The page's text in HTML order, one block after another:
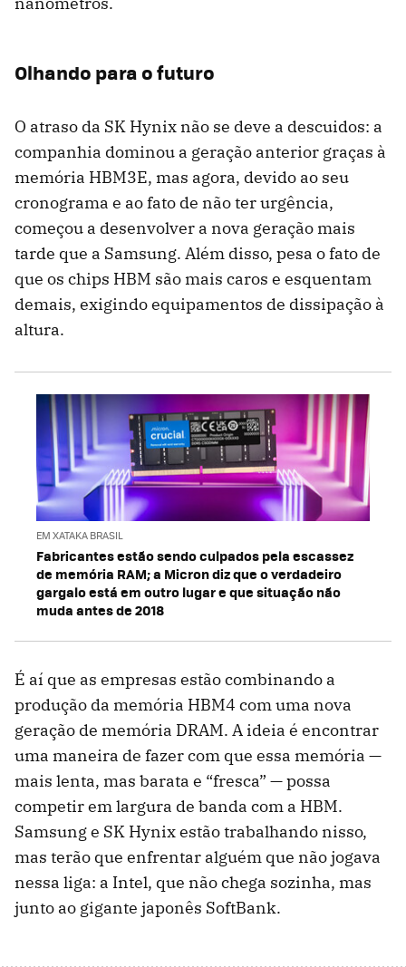
Olhando para o futuro
O atraso da SK Hynix não se deve a descuidos: a
companhia dominou a geração anterior graças à
memória HBM3E, mas agora, devido ao seu
cronograma e ao fato de não ter urgência,
começou a desenvolver a nova geração mais
tarde que a Samsung. Além disso, pesa o fato de
que os chips HBM são mais caros e esquentam
demais, exigindo equipamentos de dissipação à
altura.
EM XATAKA BRASIL
Fabricantes estão sendo culpados pela escassez
de memória RAM; a Micron diz que o verdadeiro
gargalo está em outro lugar e que situação não
muda antes de 2018
É aí que as empresas estão combinando a
produção da memória HBM4 com uma nova
geração de memória DRAM. A ideia é encontrar
uma maneira de fazer com que essa memória —
mais lenta, mas barata e “fresca” — possa
competir em largura de banda com a HBM.
Samsung e SK Hynix estão trabalhando nisso,
mas terão que enfrentar alguém que não jogava
nessa liga: a Intel, que não chega sozinha, mas
junto ao gigante japonês SoftBank.